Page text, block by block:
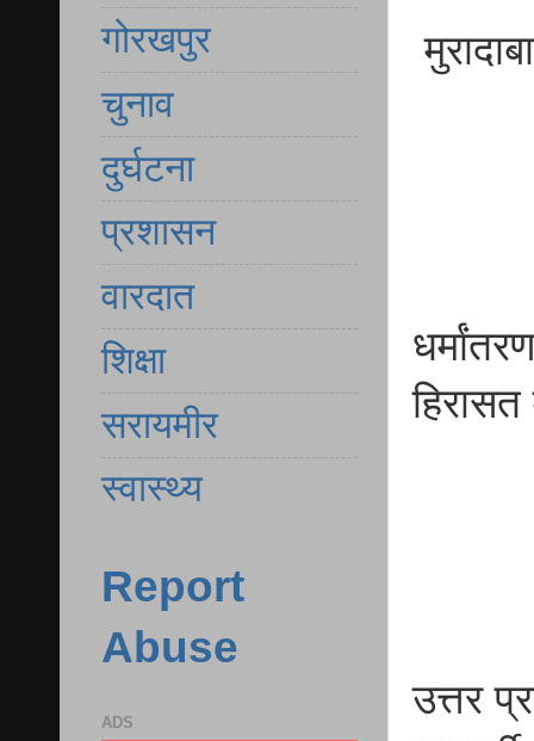
उत्तर
गोरखपुर
चुनाव
दुर्घटना
प्रशासन
वारदात
शिक्षा
सरायमीर
स्वास्थ्य
Report
Abuse
ADS